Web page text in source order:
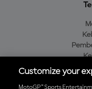
Customize your
MotoGP™ Sports